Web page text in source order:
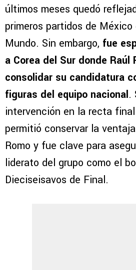
últimos meses quedó
primeros partidos de México
Mundo. Sin embargo, fue
a Corea del Sur donde Raúl
consolidar su candidatura
figuras del equipo nacional.
intervención en la recta
permitió conservar la
Romo y fue clave para
liderato del grupo como el
Dieciseisavos de Final.